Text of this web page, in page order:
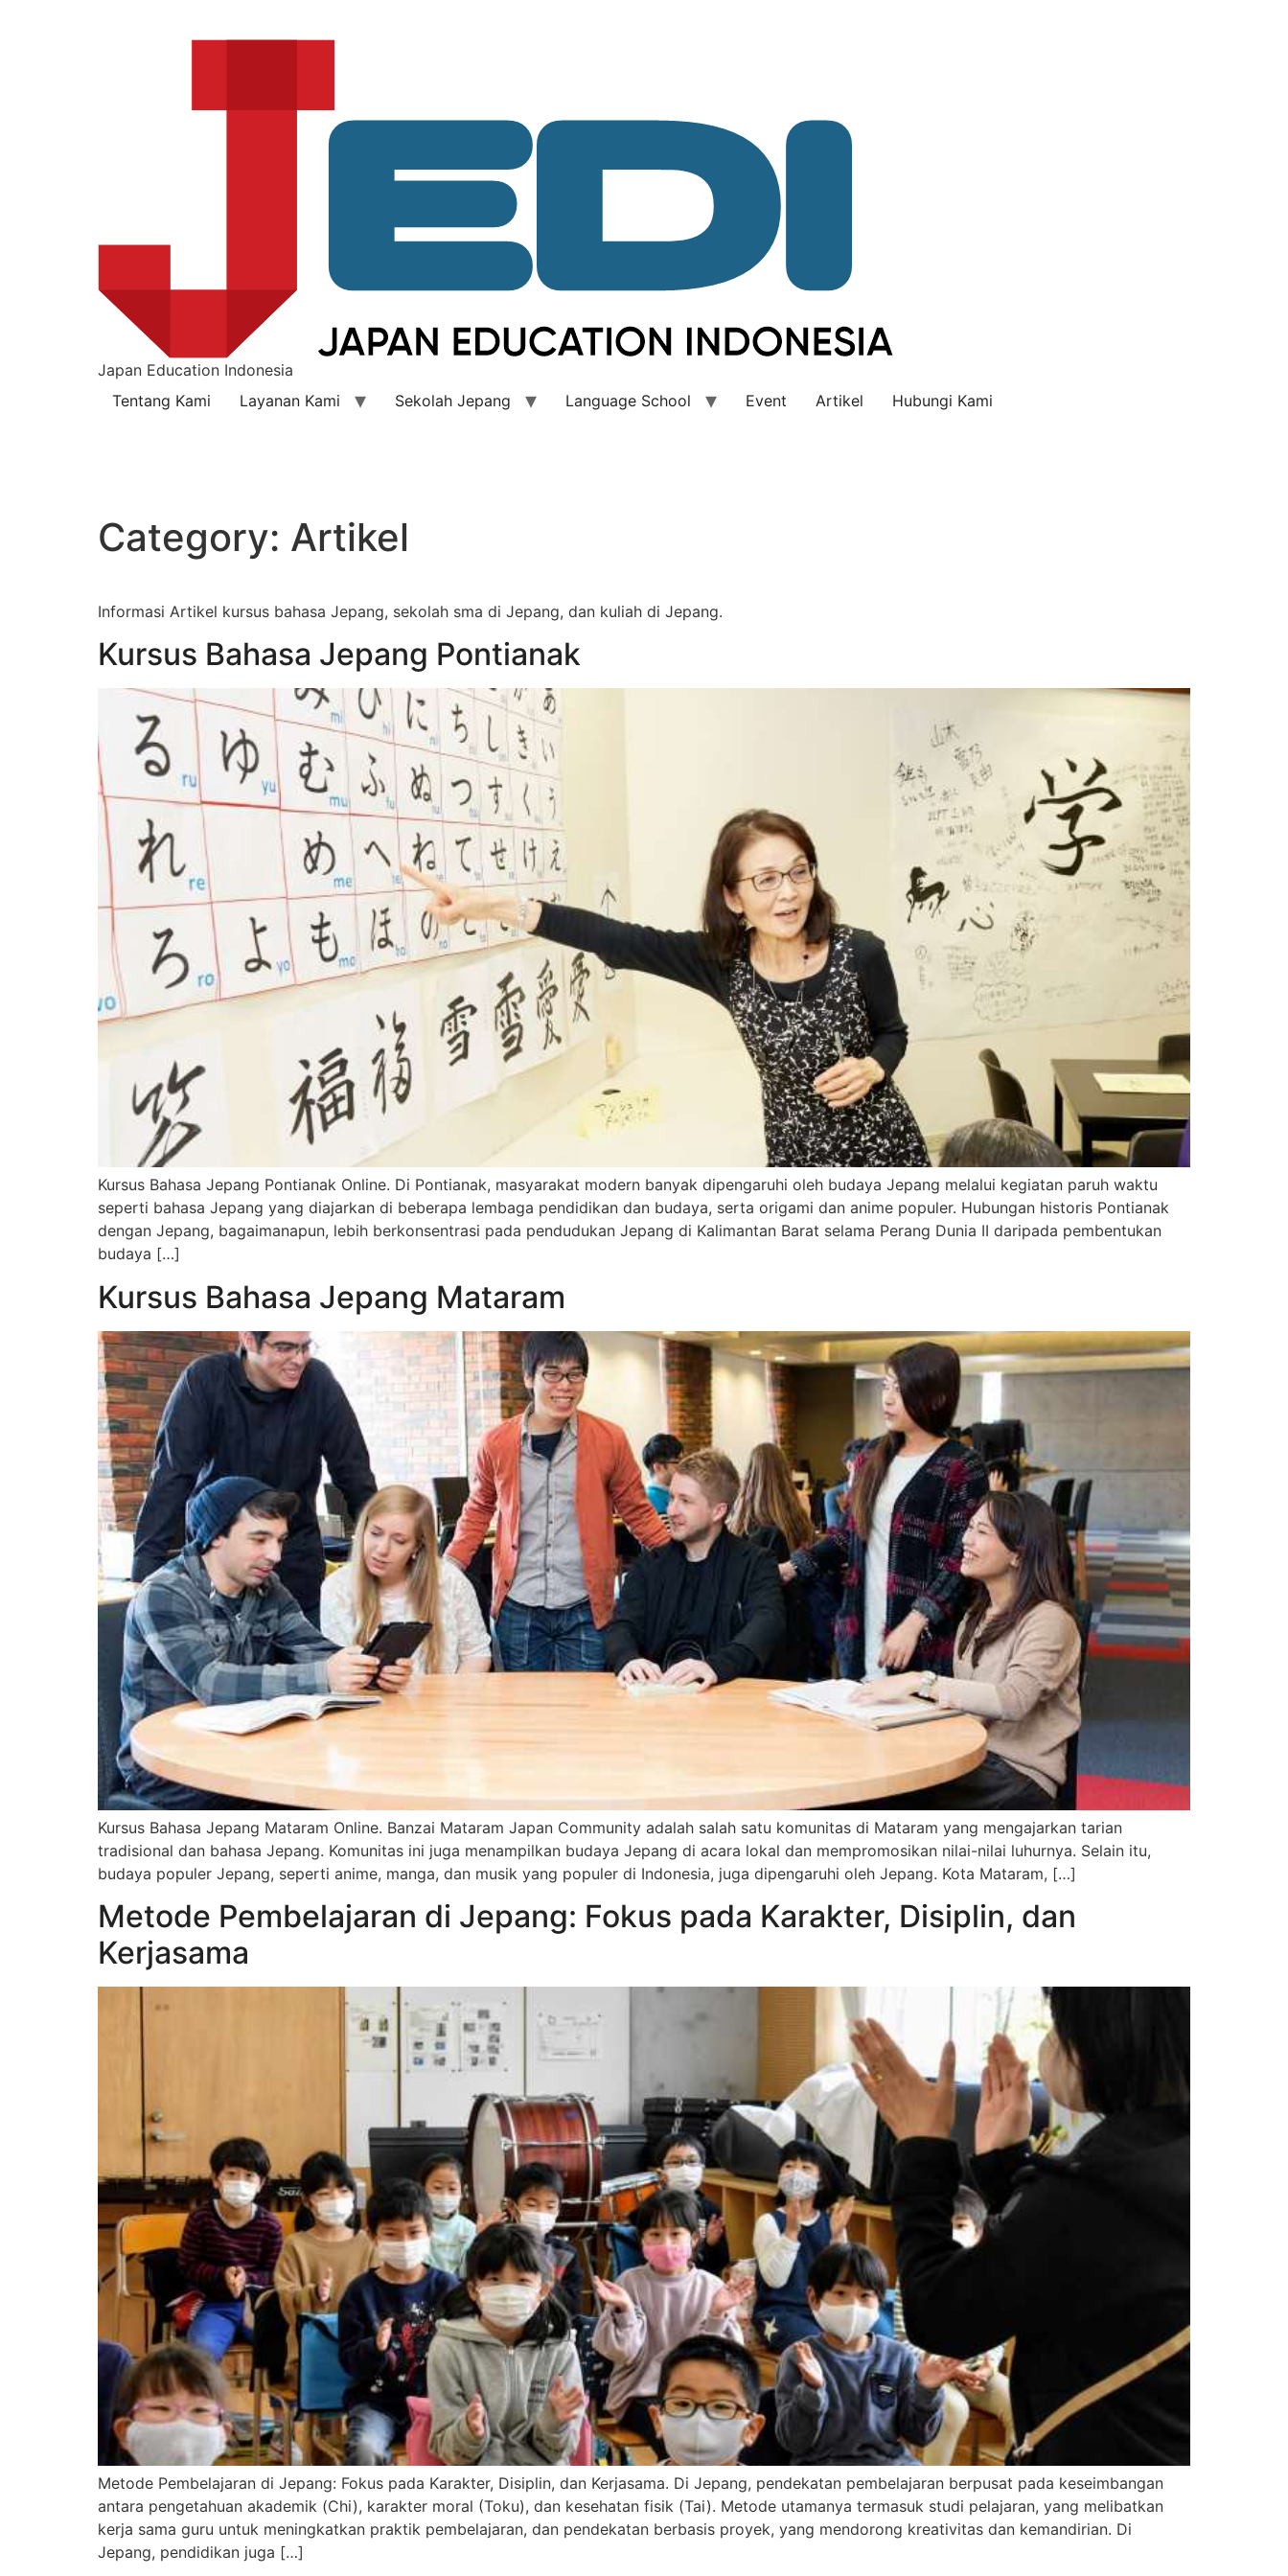
Japan Education Indonesia
Tentang Kami
Layanan Kami Sekolah Jepang Language School Event Artikel Hubungi Kami
Category: Artikel
Informasi Artikel kursus bahasa Jepang, sekolah sma di Jepang, dan kuliah di Jepang.
Kursus Bahasa Jepang Pontianak
Kursus Bahasa Jepang Pontianak Online. Di Pontianak, masyarakat modern banyak dipengaruhi oleh budaya Jepang melalui kegiatan paruh waktu
seperti bahasa Jepang yang diajarkan di beberapa lembaga pendidikan dan budaya, serta origami dan anime populer. Hubungan historis Pontianak
dengan Jepang, bagaimanapun, lebih berkonsentrasi pada pendudukan Jepang di Kalimantan Barat selama Perang Dunia II daripada pembentukan
budaya […]
Kursus Bahasa Jepang Mataram
Kursus Bahasa Jepang Mataram Online. Banzai Mataram Japan Community adalah salah satu komunitas di Mataram yang mengajarkan tarian
tradisional dan bahasa Jepang. Komunitas ini juga menampilkan budaya Jepang di acara lokal dan mempromosikan nilai-nilai luhurnya. Selain itu,
budaya populer Jepang, seperti anime, manga, dan musik yang populer di Indonesia, juga dipengaruhi oleh Jepang. Kota Mataram, […]
Metode Pembelajaran di Jepang: Fokus pada Karakter, Disiplin, dan
Kerjasama
Metode Pembelajaran di Jepang: Fokus pada Karakter, Disiplin, dan Kerjasama. Di Jepang, pendekatan pembelajaran berpusat pada keseimbangan
antara pengetahuan akademik (Chi), karakter moral (Toku), dan kesehatan fisik (Tai). Metode utamanya termasuk studi pelajaran, yang melibatkan
kerja sama guru untuk meningkatkan praktik pembelajaran, dan pendekatan berbasis proyek, yang mendorong kreativitas dan kemandirian. Di
Jepang, pendidikan juga […]